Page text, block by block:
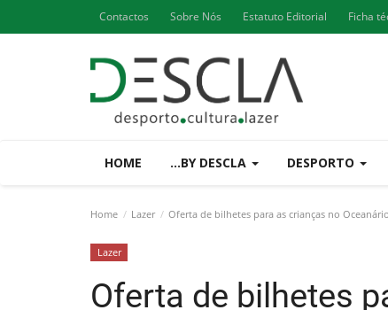
Contactos Sobre Nós Estatuto Editorial Ficha
HOME ...BY DESCLA DESPORTO
Home Lazer Oferta de bilhetes para as crianças no
Lazer
Oferta de bilhetes